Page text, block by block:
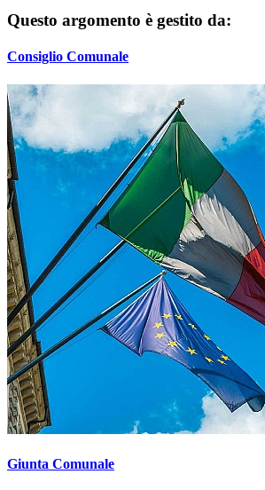
Questo argomento è gestito da:
Consiglio Comunale
Giunta Comunale